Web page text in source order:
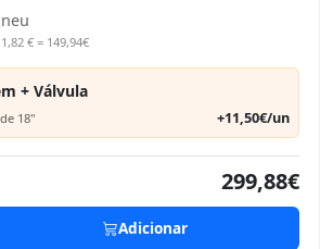
€ = 149,94€
+ Válvula
18" +11,50€/un
299,88€
Adicionar